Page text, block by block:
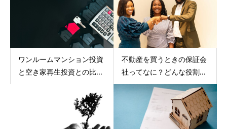
ワンルームマンション投資
と空き家再生投資との比...
不動産を買うときの保証会
社ってなに？どんな役割...